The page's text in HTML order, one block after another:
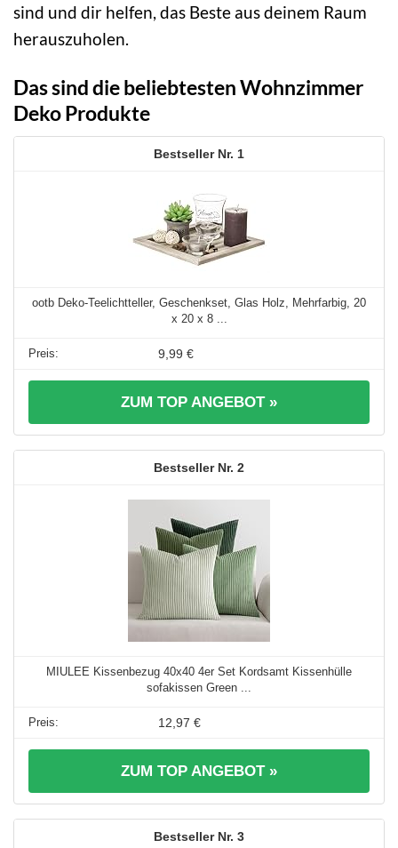
sind und dir helfen, das Beste aus deinem Raum
herauszuholen.
Das sind die beliebtesten Wohnzimmer
Deko Produkte
1
ootb Deko-Teelichtteller, Geschenkset, Glas Holz, Mehrfarbig, 20
x 20 x 8 ...
9,99 €
ZUM TOP ANGEBOT »
2
MIULEE Kissenbezug 40x40 4er Set Kordsamt Kissenhülle
sofakissen Green ...
12,97 €
ZUM TOP ANGEBOT »
3